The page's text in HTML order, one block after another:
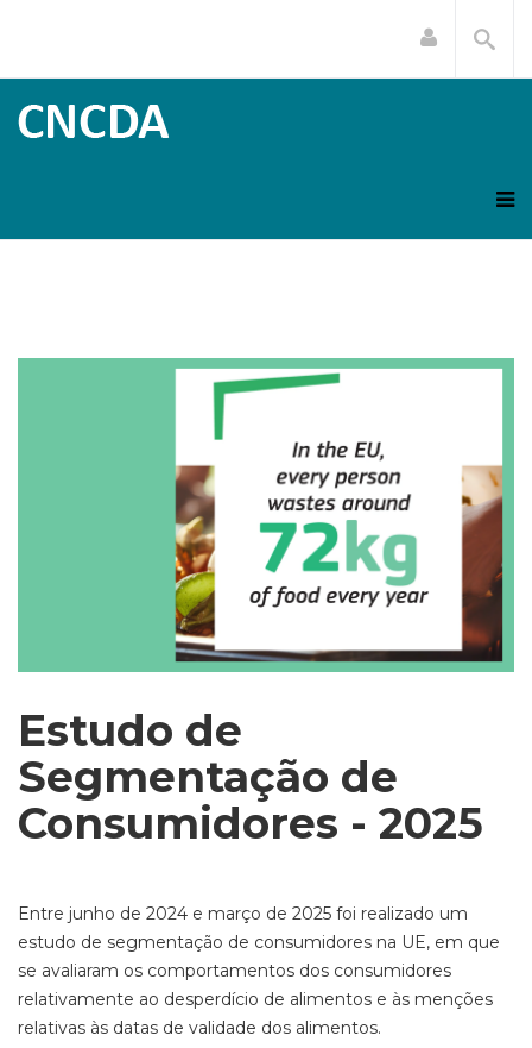
Estudo de
Segmentação de
Consumidores - 2025
Entre junho de 2024 e março de 2025 foi realizado um
estudo de segmentação de consumidores na UE, em que
se avaliaram os comportamentos dos consumidores
relativamente ao desperdício de alimentos e às menções
relativas às datas de validade dos alimentos.